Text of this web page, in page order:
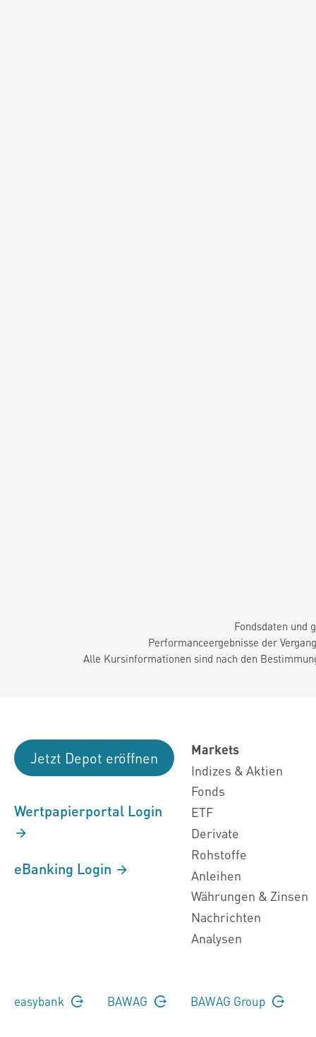
Fondsdaten und
Performanceergebnisse der
Alle Kursinformationen sind nach den
Jetzt Depot eröffnen
Wertpapierportal Login
eBanking Login
Markets
Indizes & Aktien
Fonds
ETF
Derivate
Rohstoffe
Anleihen
Währungen & Zinsen
Nachrichten
Analysen
easybank BAWAG BAWAG Group